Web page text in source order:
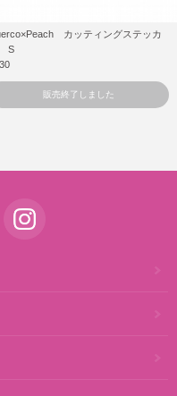
カッティングステッカ
S
販売終了しました